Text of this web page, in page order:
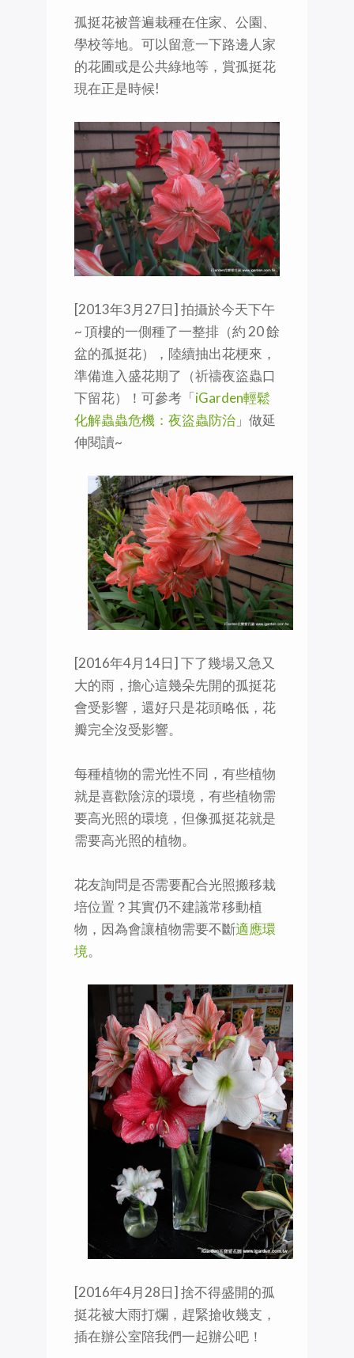
孤挺花被普遍栽種在住家、公園、
學校等地。可以留意一下路邊人家
的花圃或是公共綠地等，賞孤挺花
現在正是時候!
[2013年3月27日] 拍攝於今天下午
~ 頂樓的一側種了一整排（約 20 餘
盆的孤挺花），陸續抽出花梗來，
準備進入盛花期了（祈禱夜盜蟲口
下留花）！可參考「iGarden輕鬆
化解蟲蟲危機：夜盜蟲防治 」做延
伸閱讀~
[2016年4月14日] ‪下了幾場又急又
大的雨，擔心這幾朵先開的孤挺花
會受影響，還好只是花頭略低，花
瓣完全沒受影響。
每種植物的需光性不同，有些植物
就是喜歡陰涼的環境，有些植物需
要高光照的環境，但像孤挺花就是
需要高光照的植物。
花友詢問是否需要配合光照搬移栽
培位置？其實仍不建議常移動植
物，因為會讓植物需要不斷適應環
境。
[2016年4月28日] ‪捨不得盛開的孤
挺花被大雨打爛，趕緊搶收幾支，
插在辦公室陪我們一起辦公吧！